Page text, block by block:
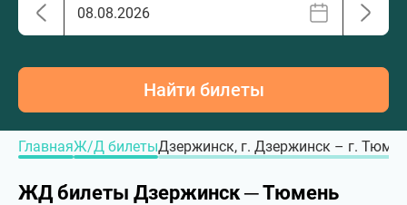
Найти билеты
ГлавнаяЖ/Д билетыДзержинск, г. Дзержинск – г.
ЖД билеты Дзержинск ─ Тюмень